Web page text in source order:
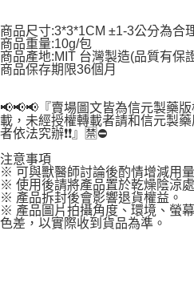
商品尺寸:3*3*1CM ±1-3公分為合
商品重量:10g/包
商品產地:MIT 台灣製造(品質有保
商品保存期限36個月
📢📢📢『賣場圖文皆為信元製藥
載，未經授權轉載者請和信元製
者依法究辦❗❗』🈲⛔
注意事項
※ 可與獸醫師討論後酌情增減用量
※ 使用後請將產品置於乾燥陰涼
※ 產品拆封後會影響退貨權益。
※ 產品圖片拍攝角度、環境、螢
色差，以實際收到貨品為準。